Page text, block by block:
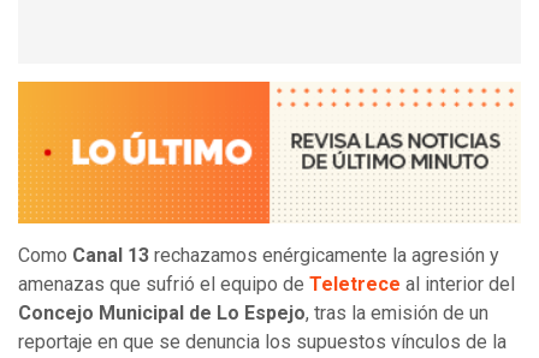
Como Canal 13 rechazamos enérgicamente la agresión y
amenazas que sufrió el equipo de Teletrece al interior del
Concejo Municipal de Lo Espejo, tras la emisión de un
reportaje en que se denuncia los supuestos vínculos de la